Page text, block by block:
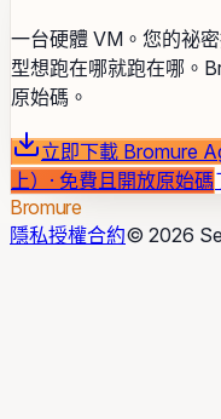
一台硬體 VM。您的祕
型想跑在哪就跑在哪。
原始碼。
立即下載 Bromure
上）· 免費且開放原始碼
Bromure
隱私授權合約© 2026